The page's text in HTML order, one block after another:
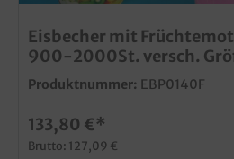
Eisbecher mit
900-2000St. versch.
Produktnummer: EBP0140F
133,80 €*
Brutto: 127,09 €